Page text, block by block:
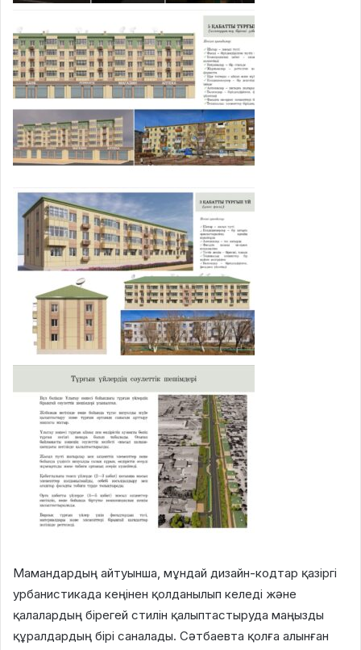
Мамандардың айтуынша, мұндай дизайн-кодтар қазіргі
урбанистикада кеңінен қолданылып келеді және
қалалардың бірегей стилін қалыптастыруда маңызды
құралдардың бірі саналады. Сәтбаевта қолға алынған